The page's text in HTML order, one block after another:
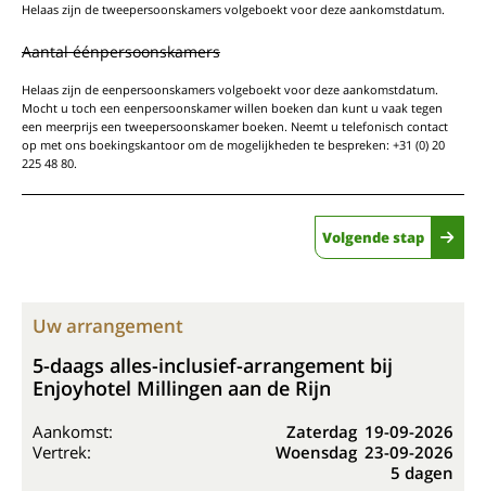
Helaas zijn de tweepersoonskamers volgeboekt voor deze aankomstdatum.
Aantal éénpersoonskamers
Helaas zijn de eenpersoonskamers volgeboekt voor deze aankomstdatum.
Mocht u toch een eenpersoonskamer willen boeken dan kunt u vaak tegen
een meerprijs een tweepersoonskamer boeken. Neemt u telefonisch contact
op met ons boekingskantoor om de mogelijkheden te bespreken: +31 (0) 20
225 48 80.
Volgende stap
Uw arrangement
5-daags alles-inclusief-arrangement bij
Enjoyhotel Millingen aan de Rijn
Aankomst: Zaterdag 19-09-2026
Vertrek:
Woensdag 23-09-2026
5 dagen